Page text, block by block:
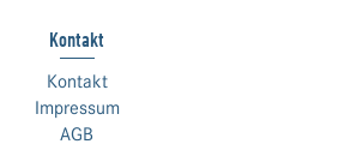
Kontakt
Kontakt
Impressum
AGB